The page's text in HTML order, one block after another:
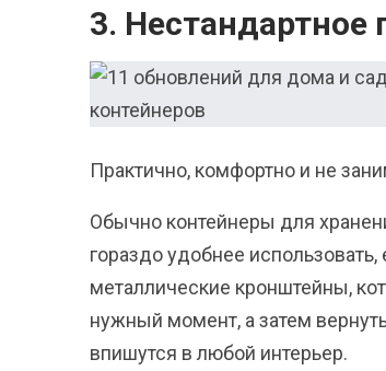
3. Нестандартное
Практично, комфортно и не
Обычно контейнеры для
гораздо удобнее
металлические кронштейны,
нужный момент, а затем
впишутся в любой интерьер.